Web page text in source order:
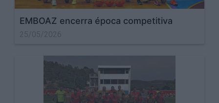
EMBOAZ encerra época competitiva